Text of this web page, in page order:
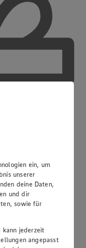
ein, um
unserer
deine Daten,
und dir
sowie für
jederzeit
angepasst